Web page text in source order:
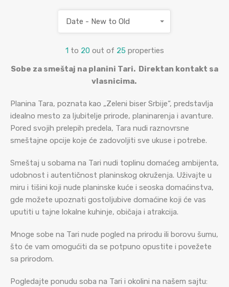
1 to 20 out of 25 properties
Date - New to Old
Sobe za smeštaj na planini Tari. Direktan kontakt sa
vlasnicima.
Planina Tara, poznata kao „Zeleni biser Srbije“, predstavlja
idealno mesto za ljubitelje prirode, planinarenja i avanture.
Pored svojih prelepih predela, Tara nudi raznovrsne
smeštajne opcije koje će zadovoljiti sve ukuse i potrebe.
Smeštaj u sobama na Tari nudi toplinu domaćeg ambijenta,
udobnost i autentičnost planinskog okruženja. Uživajte u
miru i tišini koji nude planinske kuće i seoska domaćinstva,
gde možete upoznati gostoljubive domaćine koji će vas
uputiti u tajne lokalne kuhinje, običaja i atrakcija.
Mnoge sobe na Tari nude pogled na prirodu ili borovu šumu,
što će vam omogućiti da se potpuno opustite i povežete
sa prirodom.
Pogledajte ponudu soba na Tari i okolini na našem sajtu: